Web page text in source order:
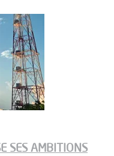
SES AMBITIONS